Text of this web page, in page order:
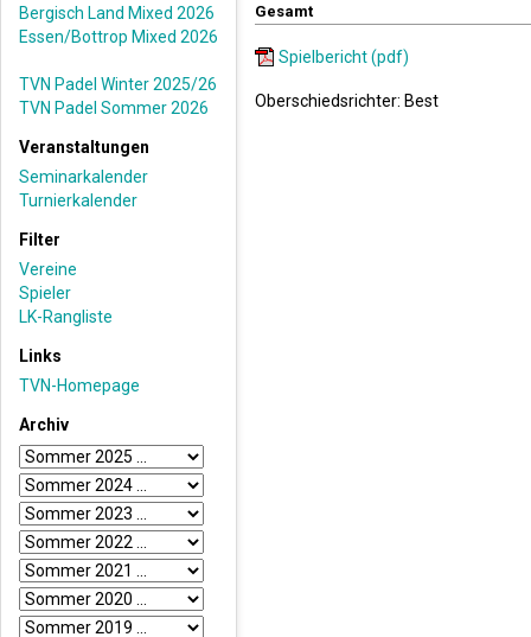
Bergisch Land Mixed 2026
Essen/Bottrop Mixed 2026
TVN Padel Winter 2025/26
TVN Padel Sommer 2026
Veranstaltungen
Seminarkalender
Turnierkalender
Filter
Vereine
Spieler
LK-Rangliste
Links
TVN-Homepage
Archiv
Gesamt
Spielbericht (pdf)
Oberschiedsrichter: Best